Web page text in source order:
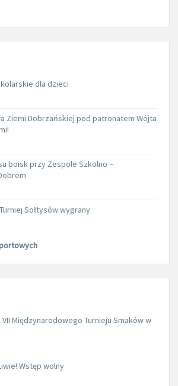
dla dzieci
Ziemi Dobrzańskiej pod patronatem Wójta
boisk przy Zespole Szkolno –
Sołtysów wygrany
Międzynarodowego Turnieju Smaków w
Wstęp wolny